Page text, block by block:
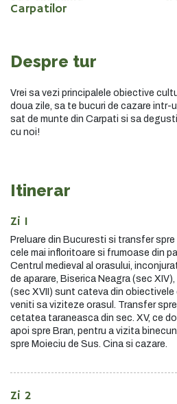
Carpatilor
Despre tur
Vrei sa vezi principalele obiective
doua zile, sa te bucuri de cazare
sat de munte din Carpati si sa
cu noi!
Itinerar
Zi 1
Preluare din Bucuresti si transfer
cele mai infloritoare si frumoase din
Centrul medieval al orasului,
de aparare, Biserica Neagra (sec
(sec XVII) sunt cateva din
veniti sa viziteze orasul. Transfer
cetatea taraneasca din sec. XV, ce
apoi spre Bran, pentru a vizita
spre Moieciu de Sus. Cina si cazare.
Zi 2